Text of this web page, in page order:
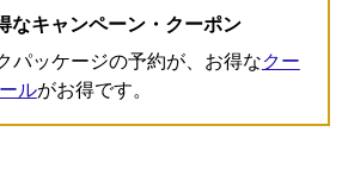
なキャンペーン・クーポン
パッケージの予約が、お得なクー
ルがお得です。